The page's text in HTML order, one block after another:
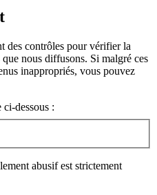
des contrôles pour vérifier la
nous diffusons. Si malgré ces
inappropriés, vous pouvez
dessous :
abusif est strictement